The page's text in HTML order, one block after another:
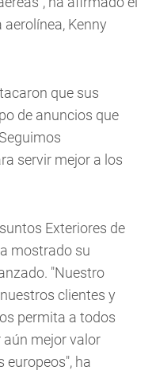
Kenny
que sus
de anuncios que
servir mejor a los
Exteriores de
mostrado su
"Nuestro
clientes y
permita a todos
mejor valor
europeos", ha